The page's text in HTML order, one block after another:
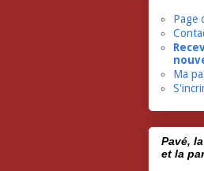
Page
Ma
Pavé,
et la